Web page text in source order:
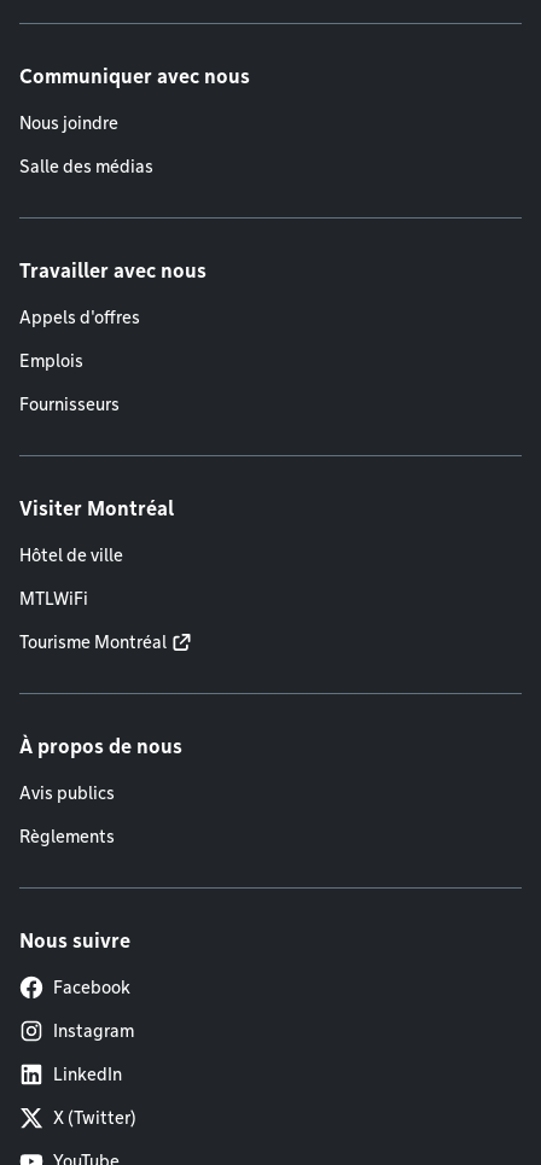
Communiquer avec nous
Nous joindre
Salle des médias
Travailler avec nous
Appels d'offres
Emplois
Fournisseurs
Visiter Montréal
Hôtel de ville
MTLWiFi
Tourisme Montréal
À propos de nous
Avis publics
Règlements
Nous suivre
Facebook
Instagram
LinkedIn
X (Twitter)